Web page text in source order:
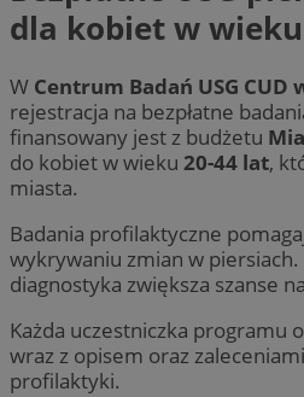
dla kobiet w
W Centrum Badań USG CUD
rejestracja na bezpłatne
finansowany jest z budżetu
do kobiet w wieku 20-44 lat,
miasta.
Badania profilaktyczne
wykrywaniu zmian w piersiach.
diagnostyka zwiększa szanse
Każda uczestniczka programu
wraz z opisem oraz
profilaktyki.